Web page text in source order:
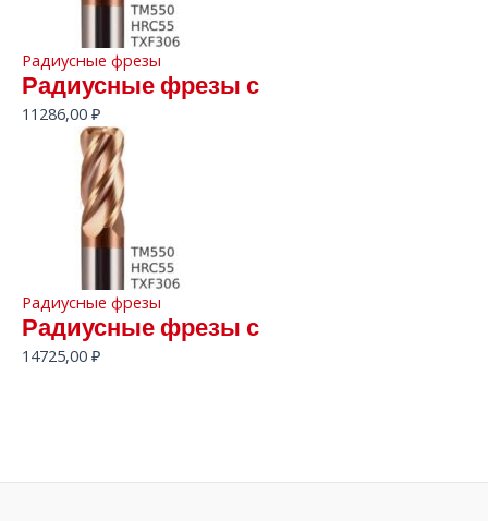
Радиусные фрезы
Радиусные фрезы с
11286,00 ₽
Радиусные фрезы
Радиусные фрезы с
14725,00 ₽